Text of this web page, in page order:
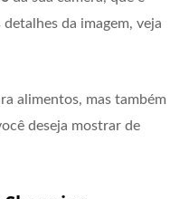
da imagem, veja
alimentos, mas também
deseja mostrar de